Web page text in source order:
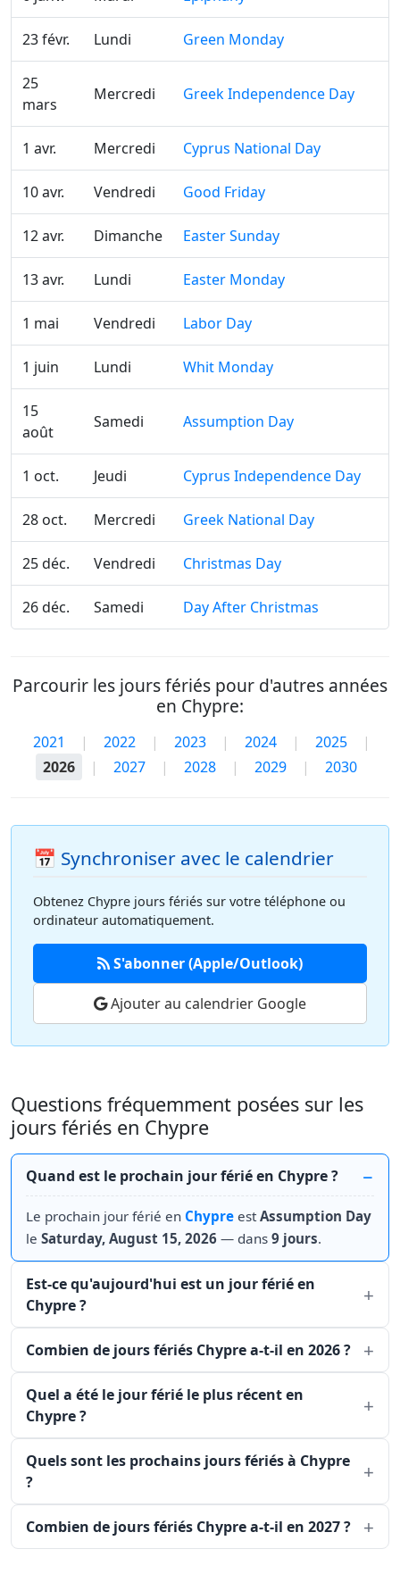
23 févr. Lundi Green Monday
25
mars
Mercredi Greek Independence Day
1 avr. Mercredi Cyprus National Day
10 avr. Vendredi Good Friday
12 avr. Dimanche Easter Sunday
13 avr. Lundi Easter Monday
1 mai Vendredi Labor Day
1 juin Lundi Whit Monday
15
août
Samedi Assumption Day
1 oct. Jeudi Cyprus Independence Day
28 oct. Mercredi Greek National Day
25 déc. Vendredi Christmas Day
26 déc. Samedi Day After Christmas
Parcourir les jours fériés pour d'autres années
en Chypre:
2021 | 2022 | 2023 | 2024 | 2025
|
2026
| 2027 | 2028 | 2029 | 2030
📅 Synchroniser avec le calendrier
Obtenez Chypre jours fériés sur votre téléphone ou
ordinateur automatiquement.
S'abonner (Apple/Outlook)
Ajouter au calendrier Google
Questions fréquemment posées sur les
jours fériés en Chypre
Quand est le prochain jour férié en Chypre ?
Le prochain jour férié en Chypre estAssumption Day
le Saturday, August 15, 2026 — dans 9 jours.
Est-ce qu'aujourd'hui est un jour férié en
Chypre ?
Combien de jours fériés Chypre a-t-il en 2026 ?
Quel a été le jour férié le plus récent en
Chypre ?
Quels sont les prochains jours fériés à Chypre
?
Combien de jours fériés Chypre a-t-il en 2027 ?